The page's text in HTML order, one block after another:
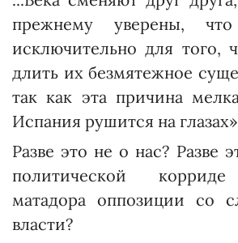
прежнему уверены,
исключительно для того,
длить их безмятежное
так как эта причина
Испания рушится на
Разве это не о нас? Разве
политической
матадора оппозиции со
власти?